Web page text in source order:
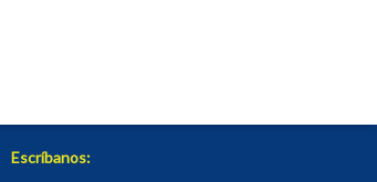
Escríbanos: